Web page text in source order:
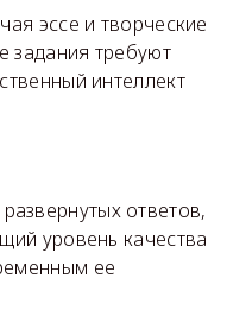
эссе и творческие
задания требуют
интеллект
ответов,
уровень качества
ее